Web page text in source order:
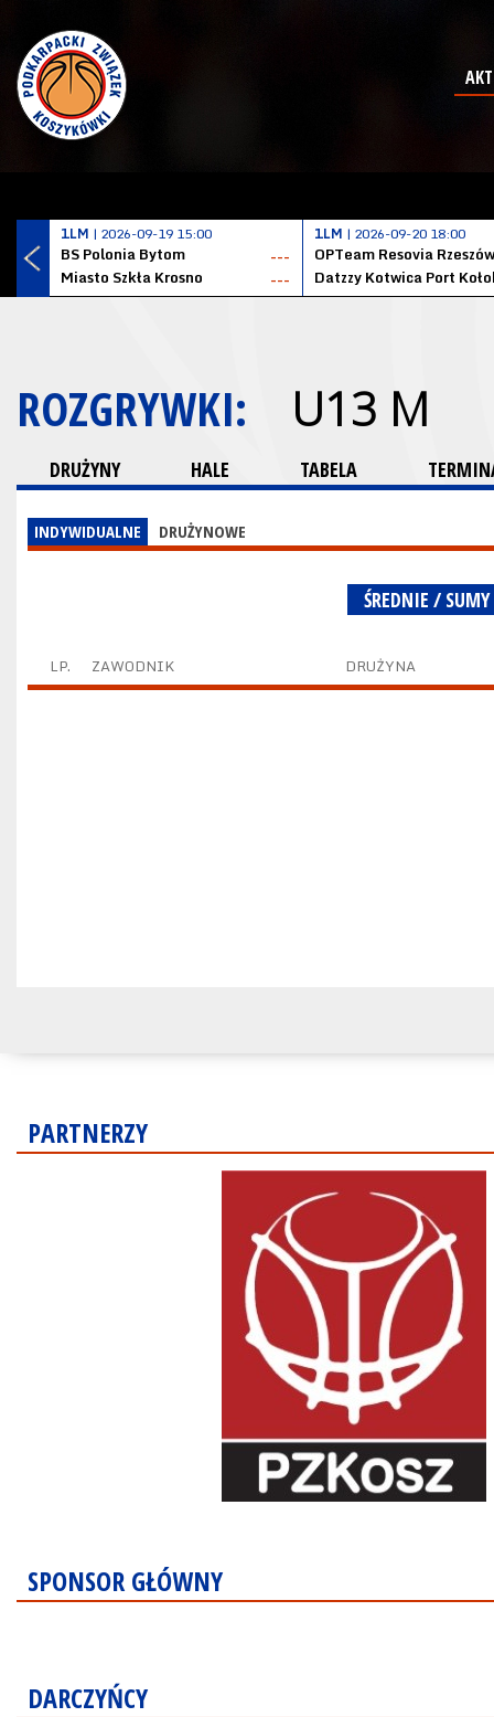
1LM | 2026-09-19 15:00
BS Polonia Bytom
---
Miasto Szkła Krosno
---
1LM | 2026-09-20 18:00
OPTeam Resovia Rzeszów
ROZGRYWKI: U13 M
DRUŻYNY HALE TABELA
INDYWIDUALNE DRUŻYNOWE
ŚREDNIE / SUMY
LP. ZAWODNIK DRUŻYNA
PARTNERZY
SPONSOR GŁÓWNY
DARCZYŃCY